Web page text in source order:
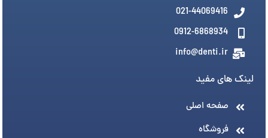
021-44069416
0912-6868934
info@denti.ir
لینک های مفید
صفحه اصلی
فروشگاه